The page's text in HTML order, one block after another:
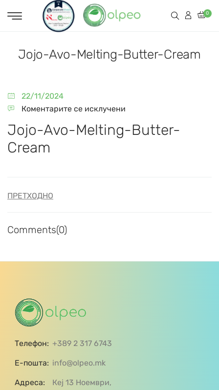
0
Jojo-Avo-Melting-Butter-Cream
22/11/2024
Коментарите се исклучени
Jojo-Avo-Melting-Butter-
Cream
ПРЕТХОДНО
Comments(0)
Телефон: +389 2 317 6743
Е-пошта: info@olpeo.mk
Адреса:
Кеј 13 Ноември,